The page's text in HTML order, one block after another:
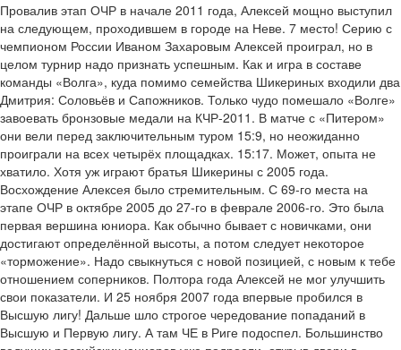
Провалив этап ОЧР в начале 2011 года, Алексей мощно выступил
на следующем, проходившем в городе на Неве. 7 место! Серию с
чемпионом России Иваном Захаровым Алексей проиграл, но в
целом турнир надо признать успешным. Как и игра в составе
команды «Волга», куда помимо семейства Шикериных входили два
Дмитрия: Соловьёв и Сапожников. Только чудо помешало «Волге»
завоевать бронзовые медали на КЧР-2011. В матче с «Питером»
они вели перед заключительным туром 15:9, но неожиданно
проиграли на всех четырёх площадках. 15:17. Может, опыта не
хватило. Хотя уж играют братья Шикерины с 2005 года.
Восхождение Алексея было стремительным. С 69-го места на
этапе ОЧР в октябре 2005 до 27-го в феврале 2006-го. Это была
первая вершина юниора. Как обычно бывает с новичками, они
достигают определённой высоты, а потом следует некоторое
«торможение». Надо свыкнуться с новой позицией, с новым к тебе
отношением соперников. Полтора года Алексей не мог улучшить
свои показатели. И 25 ноября 2007 года впервые пробился в
Высшую лигу! Дальше шло строгое чередование попаданий в
Высшую и Первую лигу. А там ЧЕ в Риге подоспел. Большинство